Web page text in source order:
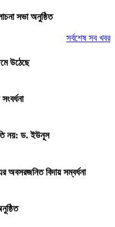
সভা অনুষ্ঠিত
সর্বশেষ সব খবর
উঠেছে
নয়: ড. ইউনূস
অবসরজনিত বিদায় সম্বর্ধনা